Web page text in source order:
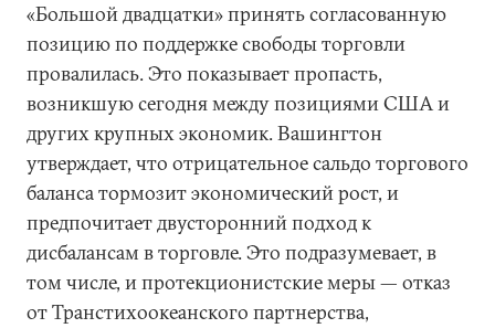
«Большой двадцатки» принять согласованную
позицию по поддержке свободы торговли
провалилась. Это показывает пропасть,
возникшую сегодня между позициями США и
других крупных экономик. Вашингтон
утверждает, что отрицательное сальдо торгового
баланса тормозит экономический рост, и
предпочитает двусторонний подход к
дисбалансам в торговле. Это подразумевает, в
том числе, и протекционистские меры — отказ
от Транстихоокеанского партнерства,